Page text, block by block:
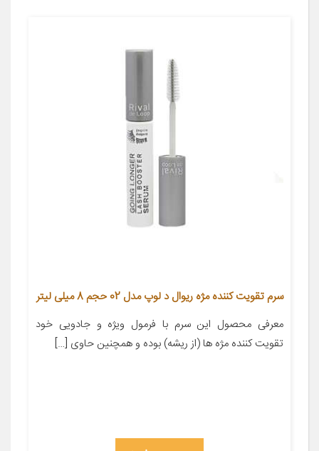
سرم تقویت کننده مژه ریوال د لوپ مدل 02 حجم 8 میلی لیتر
معرفی محصول این سرم با فرمول ویژه و جادویی خود
تقویت کننده مژه ها (از ریشه) بوده و همچنین حاوی […]